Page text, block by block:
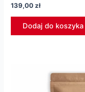
Oceniono
0
na
139,00zł
Dodaj do koszyka